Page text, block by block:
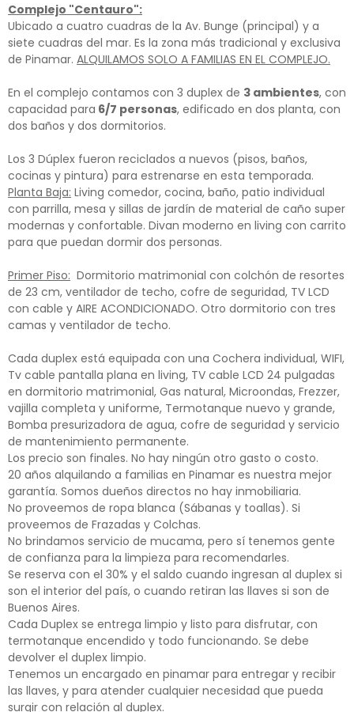
Complejo "Centauro":
Ubicado a cuatro cuadras de la Av. Bunge (principal) y a
siete cuadras del mar. Es la zona más tradicional y exclusiva
de Pinamar. ALQUILAMOS SOLO A FAMILIAS EN EL COMPLEJO.
En el complejo contamos con 3 duplex de 3 ambientes, con
capacidad para 6/7 personas, edificado en dos planta, con
dos baños y dos dormitorios.
Los 3 Dúplex fueron reciclados a nuevos (pisos, baños,
cocinas y pintura) para estrenarse en esta temporada.
Planta Baja: Living comedor, cocina, baño, patio individual
con parrilla, mesa y sillas de jardín de material de caño super
modernas y confortable. Divan moderno en living con carrito
para que puedan dormir dos personas.
Primer Piso: Dormitorio matrimonial con colchón de resortes
de 23 cm, ventilador de techo, cofre de seguridad, TV LCD
con cable y AIRE ACONDICIONADO. Otro dormitorio con tres
camas y ventilador de techo.
Cada duplex está equipada con una Cochera individual, WIFI,
Tv cable pantalla plana en living, TV cable LCD 24 pulgadas
en dormitorio matrimonial, Gas natural, Microondas, Frezzer,
vajilla completa y uniforme, Termotanque nuevo y grande,
Bomba presurizadora de agua, cofre de seguridad y servicio
de mantenimiento permanente.
Los precio son finales. No hay ningún otro gasto o costo.
20 años alquilando a familias en Pinamar es nuestra mejor
garantía. Somos dueños directos no hay inmobiliaria.
No proveemos de ropa blanca (Sábanas y toallas). Si
proveemos de Frazadas y Colchas.
No brindamos servicio de mucama, pero sí tenemos gente
de confianza para la limpieza para recomendarles.
Se reserva con el 30% y el saldo cuando ingresan al duplex si
son el interior del país, o cuando retiran las llaves si son de
Buenos Aires.
Cada Duplex se entrega limpio y listo para disfrutar, con
termotanque encendido y todo funcionando. Se debe
devolver el duplex limpio.
Tenemos un encargado en pinamar para entregar y recibir
las llaves, y para atender cualquier necesidad que pueda
surgir con relación al duplex.